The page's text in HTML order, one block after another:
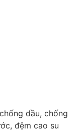
dầu, chống
đệm cao su